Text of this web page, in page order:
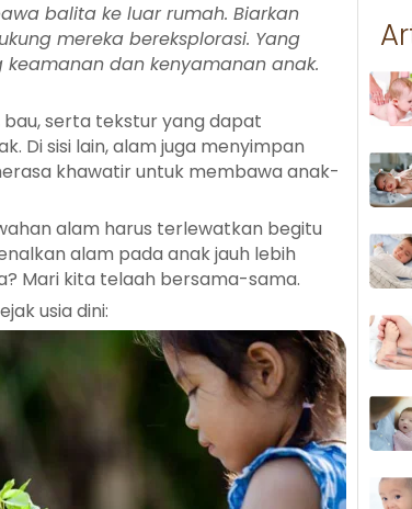
balita ke luar rumah. Biarkan
mereka bereksplorasi. Yang
dan kenyamanan anak.
bau, serta tekstur yang dapat
Di sisi lain, alam juga menyimpan
khawatir untuk membawa anak-
alam harus terlewatkan begitu
alam pada anak jauh lebih
Mari kita telaah bersama-sama.
usia dini: